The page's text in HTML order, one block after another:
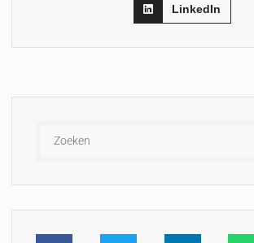
LinkedIn